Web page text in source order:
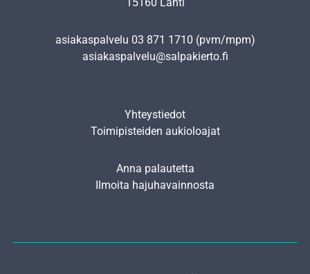
asiakaspalvelu 03 871 1710 (pvm/mpm)
asiakaspalvelu@salpakierto.fi
Yhteystiedot
Toimipisteiden aukioloajat
Anna palautetta
Ilmoita hajuhavainnosta